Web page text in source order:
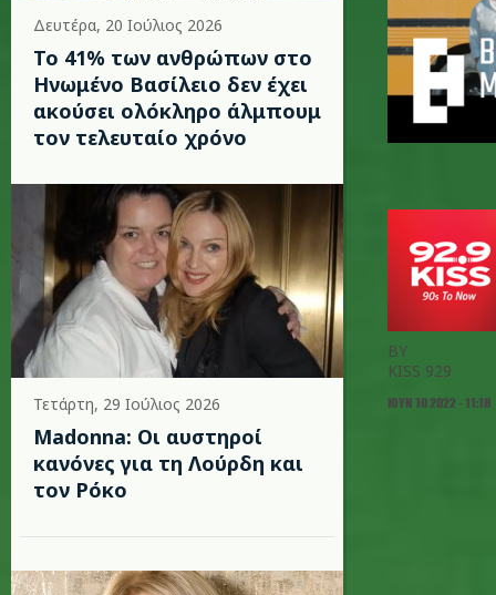
Δευτέρα, 20 Ιούλιος 2026
Το 41% των ανθρώπων στο
Ηνωμένο Βασίλειο δεν έχει
ακούσει ολόκληρο άλμπουμ
τον τελευταίο χρόνο
Τετάρτη, 29 Ιούλιος 2026
Madonna: Οι αυστηροί
κανόνες για τη Λούρδη και
τον Ρόκο
BY
KISS 929
ΙΟΥΝ 10 2022 - 11:18